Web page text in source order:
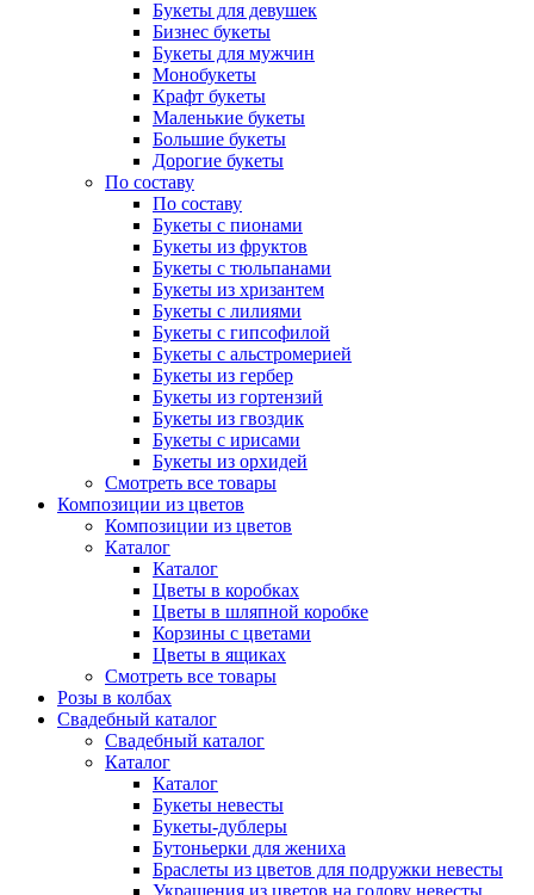
Букеты для девушек
Бизнес букеты
Букеты для мужчин
Монобукеты
Крафт букеты
Маленькие букеты
Большие букеты
Дорогие букеты
По составу
По составу
Букеты с пионами
Букеты из фруктов
Букеты с тюльпанами
Букеты из хризантем
Букеты с лилиями
Букеты с гипсофилой
Букеты с альстромерией
Букеты из гербер
Букеты из гортензий
Букеты из гвоздик
Букеты с ирисами
Букеты из орхидей
Смотреть все товары
Композиции из цветов
Композиции из цветов
Каталог
Каталог
Цветы в коробках
Цветы в шляпной коробке
Корзины с цветами
Цветы в ящиках
Смотреть все товары
Розы в колбах
Свадебный каталог
Свадебный каталог
Каталог
Каталог
Букеты невесты
Букеты-дублеры
Бутоньерки для жениха
Браслеты из цветов для подружки невесты